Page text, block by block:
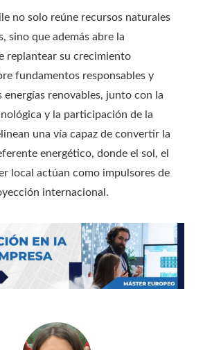
no solo reúne recursos naturales
sino que además abre la
replantear su crecimiento
fundamentos responsables y
energías renovables, junto con la
y la participación de la
una vía capaz de convertir la
energético, donde el sol, el
local actúan como impulsores de
internacional.